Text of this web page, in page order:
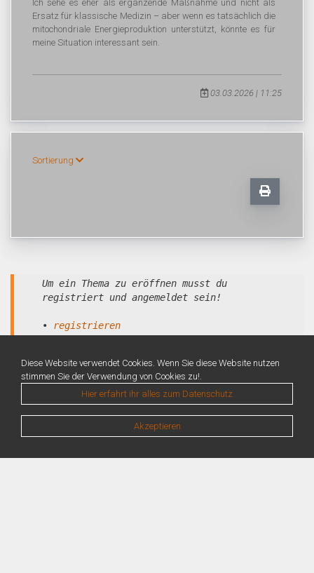
Ich sehe es eher als ergänzende Maßnahme und nicht als
Ersatz für klassische Medizin – aber wenn es tatsächlich die
mitochondriale Energieproduktion unterstützt, könnte es für
meine Situation interessant sein.
03.03.2026 | 11:25
Sortierung
Um ein Thema zu eröffnen musst du
registriert und angemeldet sein!
• registrieren
Diese Website verwendet Cookies. Wenn Sie diese Website nutzen
stimmen Sie der Verwendung von Cookies zu!.
Hier erfahrt ihr alles zum Datenschutz
Akzeptieren